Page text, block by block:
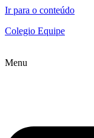
Ir para o conteúdo
Colegio Equipe
Menu